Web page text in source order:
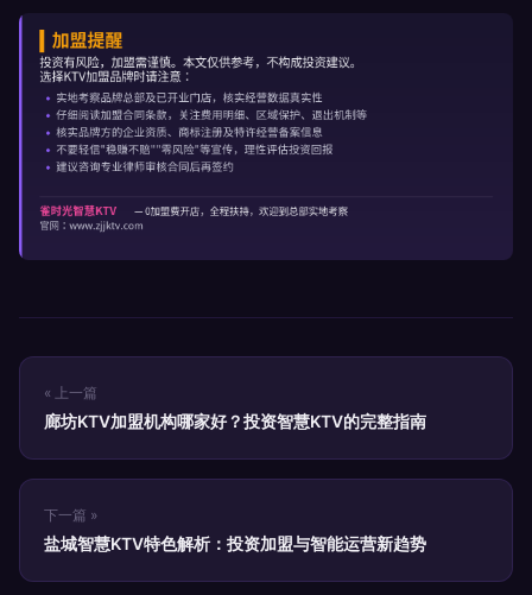
« 上一篇
廊坊KTV加盟机构哪家好？投资智慧KTV的完整指南
下一篇 »
盐城智慧KTV特色解析：投资加盟与智能运营新趋势